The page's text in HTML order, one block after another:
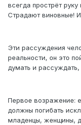
всегда прострёт
Страдают виновные!
Эти рассуждения
реальности, он это
думать и рассуждать,
Первое возражение:
должны погибать
младенцы, женщины,